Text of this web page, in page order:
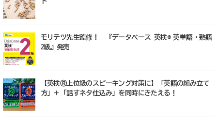
モリテツ先生監修！ 『データベース 英検® 英単語・熟語
2級』発売
【英検Ⓡ上位級のスピーキング対策に】「英語の組み立て
方」＋「話すネタ仕込み」を同時にきたえる！